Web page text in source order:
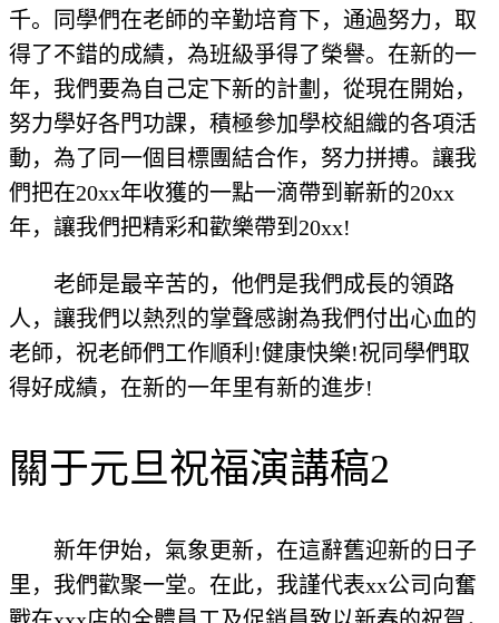
千。同學們在老師的辛勤培育下，通過努力，取
得了不錯的成績，為班級爭得了榮譽。在新的一
年，我們要為自己定下新的計劃，從現在開始，
努力學好各門功課，積極參加學校組織的各項活
動，為了同一個目標團結合作，努力拼搏。讓我
們把在20xx年收獲的一點一滴帶到嶄新的20xx
年，讓我們把精彩和歡樂帶到20xx!
老師是最辛苦的，他們是我們成長的領路
人，讓我們以熱烈的掌聲感謝為我們付出心血的
老師，祝老師們工作順利!健康快樂!祝同學們取
得好成績，在新的一年里有新的進步!
關于元旦祝福演講稿2
新年伊始，氣象更新，在這辭舊迎新的日子
里，我們歡聚一堂。在此，我謹代表xx公司向奮